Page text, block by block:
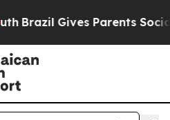
Brazil Gives Parents Social